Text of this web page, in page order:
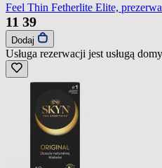
Feel Thin Fetherlite Elite,
11 39
Dodaj
Usługa rezerwacji jest usługą